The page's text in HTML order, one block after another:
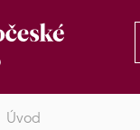
Úvod